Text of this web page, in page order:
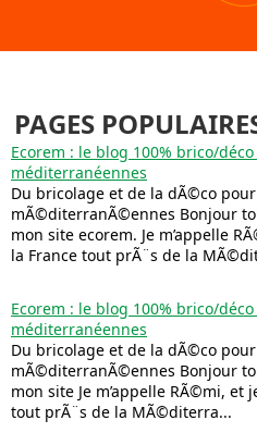
PAGES
Ecorem : le blog 100% brico/
méditerranéennes
Du bricolage et de la dÃ©co
mÃ©diterranÃ©ennes Bonjour
mon site ecorem. Je m’appelle
la France tout prÃ¨s de la
Ecorem : le blog 100% brico/
méditerranéennes
Du bricolage et de la dÃ©co
mÃ©diterranÃ©ennes Bonjour
mon site Je m’appelle RÃ©mi, et
tout prÃ¨s de la MÃ©diterra...